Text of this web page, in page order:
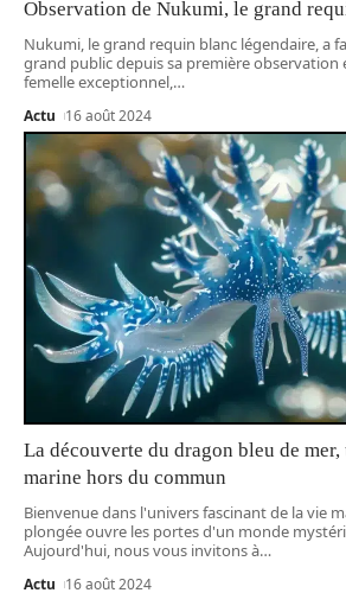
Observation de Nukumi, le grand
Nukumi, le grand requin blanc légendaire, a
grand public depuis sa première observation
femelle exceptionnel,…
Actu 16 août 2024
La découverte du dragon bleu de mer,
marine hors du commun
Bienvenue dans l'univers fascinant de la vie
plongée ouvre les portes d'un monde
Aujourd'hui, nous vous invitons à…
Actu 16 août 2024